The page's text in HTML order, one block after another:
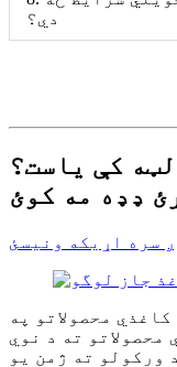
دي؟
کې یاست؟
سره اړیکه ونیسئ
محصولاتو په
محصولاتو ته د نوي